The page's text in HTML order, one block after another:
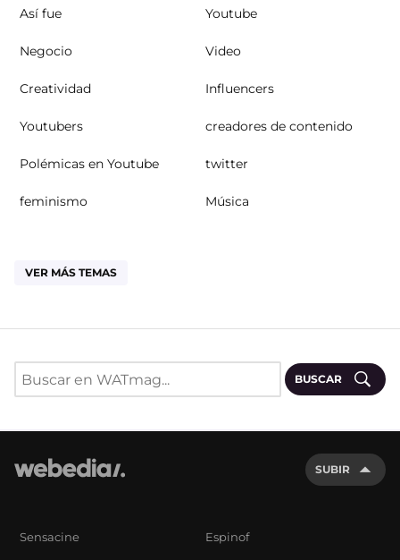
Así fue Youtube
Negocio Video
Creatividad Influencers
Youtubers creadores de contenido
Polémicas en Youtube twitter
feminismo Música
VER MÁS TEMAS
BUSCAR
SUBIR
Sensacine Espinof